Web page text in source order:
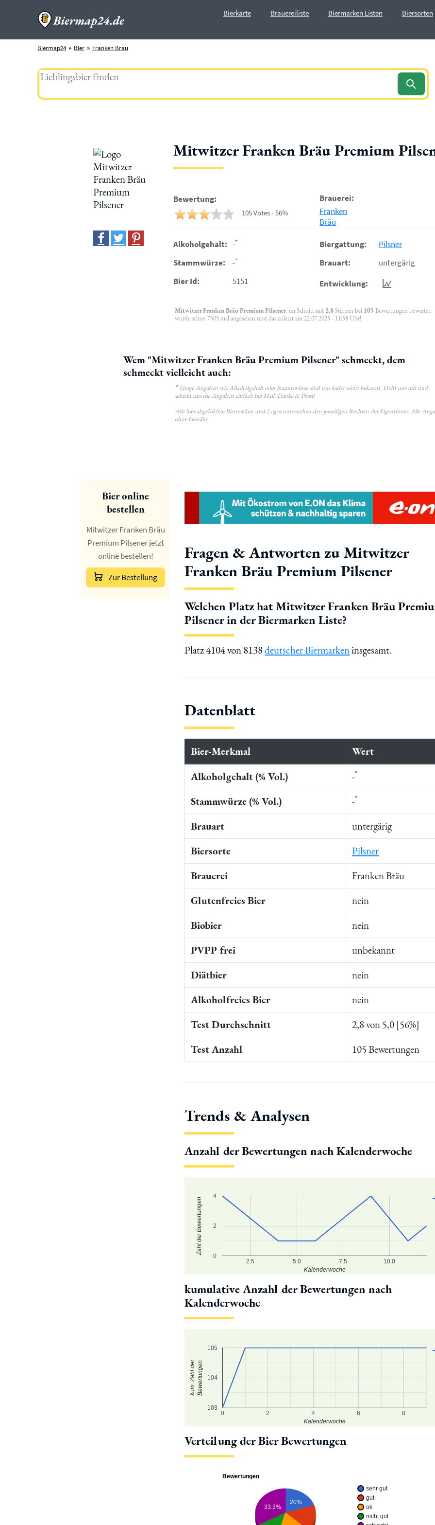
Bierkarte Brauereiliste Biermarken Listen Biersorten
Biermap24 Bier Franken Bräu
Mitwitzer Franken Bräu Premium
Bewertung:
105 Votes - 56%
Brauerei:
Franken
Bräu
Alkoholgehalt: -*
Stammwürze: -*
Bier Id: 5151
Biergattung:
Pilsner
Brauart:
untergärig
Entwicklung:
Mitwitzer Franken Bräu Premium Pilsener, im Schnitt mit 2,8Sternen bei 105 Bewertungen bewertet,
wurde schon 7505 mal angesehen und das zuletzt am 22.07.2025 - 11:58 Uhr!
Wem "Mitwitzer Franken Bräu Premium Pilsener" schmeckt, dem
schmeckt vielleicht auch:
*Einige Angaben wie Alkoholgehalt oder Stammwürze sind uns leider nicht bekannt. Helft uns mit und
schickt uns die Angaben einfach bei Mail. Danke & Prost!
Alle hier abgebildete Biermarken und Logos unterstehen den jeweiligen Rechten der Eigentümer. Alle
ohne Gewähr.
Bier online
bestellen
Mitwitzer Franken Bräu
Premium Pilsener jetzt
online bestellen!
Zur Bestellung
Fragen & Antworten zu Mitwitzer
Franken Bräu Premium Pilsener
Welchen Platz hat Mitwitzer Franken Bräu
Pilsener in der Biermarken Liste?
Platz 4104 von 8138deutscher Biermarkeninsgesamt.
Datenblatt
Bier-Merkmal
Wert
Alkoholgehalt (% Vol.)
-*
Stammwürze (% Vol.) -*
Brauart
untergärig
Biersorte
Pilsner
Brauerei
Franken Bräu
Glutenfreies Bier
nein
Biobier
nein
PVPP frei
unbekannt
Diätbier
nein
Alkoholfreies Bier
nein
Test Durchschnitt
2,8 von 5,0 [56%]
Test Anzahl
105 Bewertungen
Trends & Analysen
Anzahl der Bewertungen nach Kalenderwoche
2.5 5.0 7.5 10.0
0
2
4
Kalenderwoche
Zahl der Bewertungen
kumulative Anzahl der Bewertungen nach
Kalenderwoche
0 2 4 6 8
103
104
105
Kalenderwoche
kum. Zahl derBewertungen
Verteilung der Bier Bewertungen
Bewertungen
sehr gut
gut
ok
nicht gut
20%
33.3%